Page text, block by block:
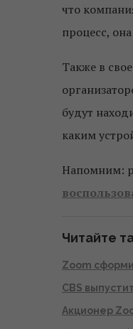
что
процесс,
Также в
будут
каким
Напомним:
Читайте
Zoom
CBS
Акционер